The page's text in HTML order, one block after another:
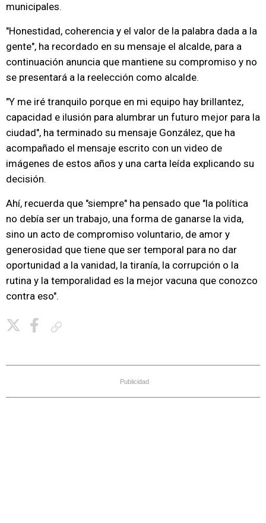
municipales.
"Honestidad, coherencia y el valor de la palabra dada a la
gente", ha recordado en su mensaje el alcalde, para a
continuación anuncia que mantiene su compromiso y no
se presentará a la reelección como alcalde.
"Y me iré tranquilo porque en mi equipo hay brillantez,
capacidad e ilusión para alumbrar un futuro mejor para la
ciudad", ha terminado su mensaje González, que ha
acompañado el mensaje escrito con un video de
imágenes de estos años y una carta leída explicando su
decisión.
Ahí, recuerda que "siempre" ha pensado que "la política
no debía ser un trabajo, una forma de ganarse la vida,
sino un acto de compromiso voluntario, de amor y
generosidad que tiene que ser temporal para no dar
oportunidad a la vanidad, la tiranía, la corrupción o la
rutina y la temporalidad es la mejor vacuna que conozco
contra eso".
Publicidad